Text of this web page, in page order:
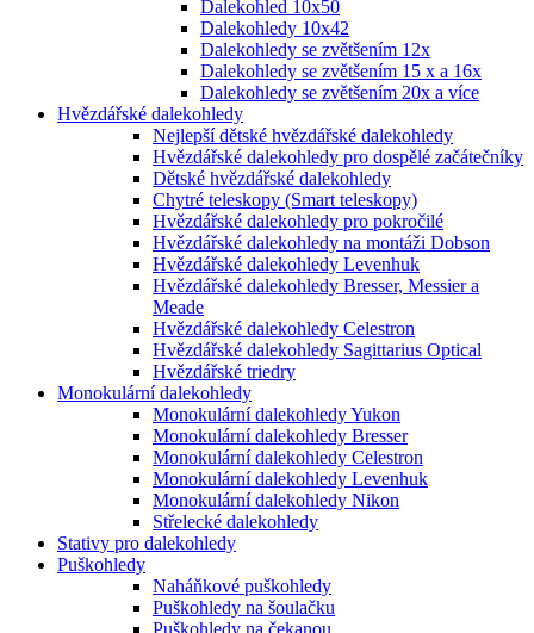
Dalekohled 10x50
Dalekohledy 10x42
Dalekohledy se zvětšením 12x
Dalekohledy se zvětšením 15 x a 16x
Dalekohledy se zvětšením 20x a více
Hvězdářské dalekohledy
Nejlepší dětské hvězdářské dalekohledy
Hvězdářské dalekohledy pro dospělé začátečníky
Dětské hvězdářské dalekohledy
Chytré teleskopy (Smart teleskopy)
Hvězdářské dalekohledy pro pokročilé
Hvězdářské dalekohledy na montáži Dobson
Hvězdářské dalekohledy Levenhuk
Hvězdářské dalekohledy Bresser, Messier a
Meade
Hvězdářské dalekohledy Celestron
Hvězdářské dalekohledy Sagittarius Optical
Hvězdářské triedry
Monokulární dalekohledy
Monokulární dalekohledy Yukon
Monokulární dalekohledy Bresser
Monokulární dalekohledy Celestron
Monokulární dalekohledy Levenhuk
Monokulární dalekohledy Nikon
Střelecké dalekohledy
Stativy pro dalekohledy
Puškohledy
Naháňkové puškohledy
Puškohledy na šoulačku